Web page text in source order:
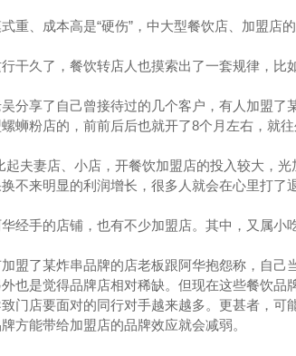
重、成本高是“硬伤”，中大型餐饮店、加盟店
干久了，餐饮转店人也摸索出了一套规律，比
分享了自己曾接待过的几个客户，有人加盟了
蛳粉店的，前前后后也就开了8个月左右，就往
起夫妻店、小店，开餐饮加盟店的投入较大，
不来明显的利润增长，很多人就会在心里打了
经手的店铺，也有不少加盟店。其中，又属小
盟了某炸串品牌的店老板跟阿华抱怨称，自己
外也是觉得品牌店相对稀缺。但现在这些餐饮品
门店要面对的同行对手越来越多。更甚者，可
方能带给加盟店的品牌效应就会减弱。